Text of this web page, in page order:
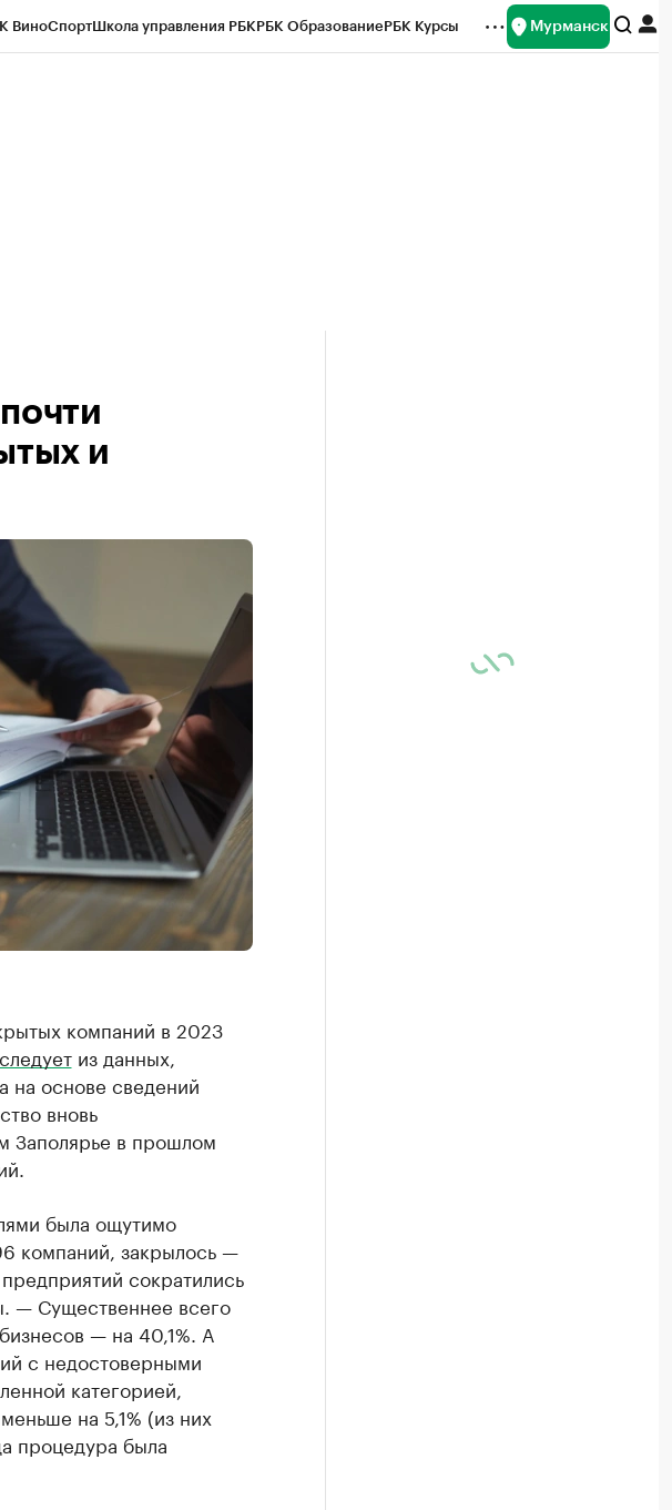
ВиноСпортШкола управления РБКРБК ОбразованиеРБК Курсы Мурманск
и
компаний в 2023
следуетиз данных,
на основе сведений
вновь
Заполярье в прошлом
была ощутимо
компаний, закрылось —
сократились
— Существеннее всего
— на 40,1%. А
с недостоверными
категорией,
на 5,1% (из них
процедура была